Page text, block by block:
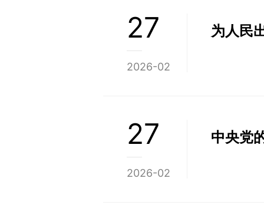
27
2026-02
为人民
27
2026-02
中央党